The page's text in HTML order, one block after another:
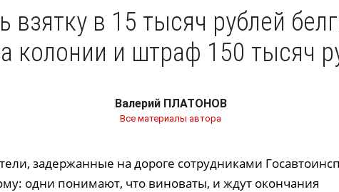
взятку в 15 тысяч рублей
колонии и штраф 150 тысяч
Валерий ПЛАТОНОВ
Все материалы автора
задержанные на дороге сотрудниками
одни понимают, что виноваты, и ждут окончания